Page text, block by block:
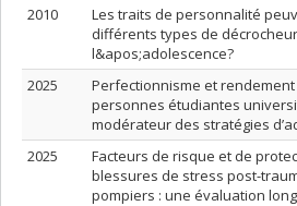
2010
Les traits de personnalité
différents types de
l&apos;adolescence?
2025
Perfectionnisme et
personnes étudiantes
modérateur des stratégies
2025
Facteurs de risque et de
blessures de stress post-
pompiers : une évaluation